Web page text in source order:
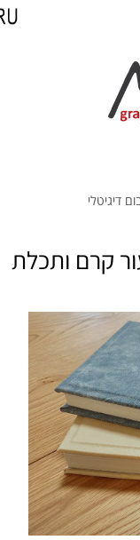
דיגיטלי
קרם ותכלת